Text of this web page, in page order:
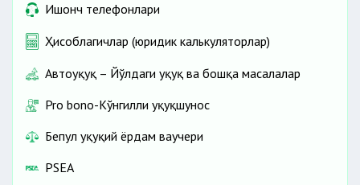
Ишонч телефонлари
Ҳисоблагичлар (юридик калькуляторлар)
Автоҳуқуқ – Йўлдаги ҳуқуқ ва бошқа масалалар
Pro bono-Кўнгилли ҳуқуқшунос
Бепул ҳуқуқий ёрдам ваучери
PSEA